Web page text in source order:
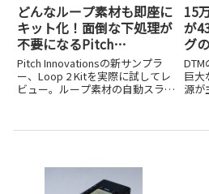
どんなループ素材も即座に
キット化！面倒な下処理が
不要になるPitch
InnovationsのLoop 2 Kit
がスゴい
Pitch Innovationsの新サンプラ
ー、Loop 2 Kitを実際に試してレ
ビュー。ループ素材の自動スライ
で詳しく解説します。50％オフの
15
が
グ
開中
巨大
源が
ウン